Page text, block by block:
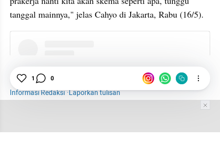
tanggal mainnya," jelas Cahyo di Jakarta, Rabu (16/5).
Kartu Prakerja
Makroekonomi
Informasi Redaksi·Laporkan tulisan
1 0